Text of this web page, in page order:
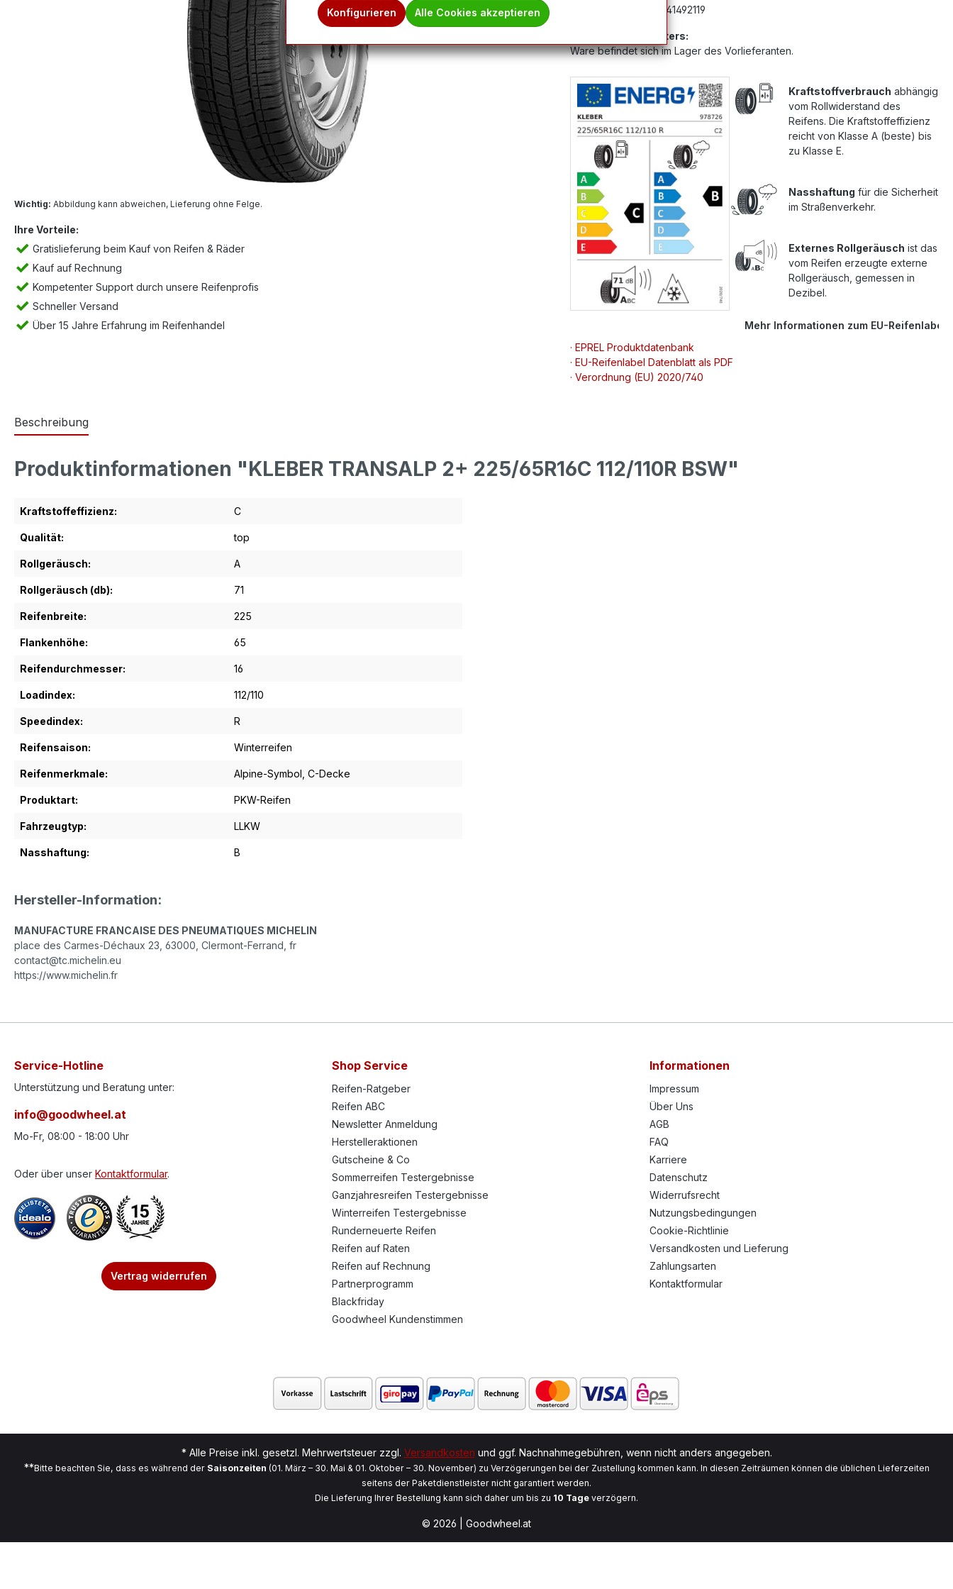
Wichtig: Abbildung kann abweichen, Lieferung ohne Felge.
Ihre Vorteile:
Gratislieferung beim Kauf von Reifen & Räder
Kauf auf Rechnung
Kompetenter Support durch unsere Reifenprofis
Schneller Versand
Über 15 Jahre Erfahrung im Reifenhandel
G41492119
Hinweis des Anbieters:
Ware befindet sich im Lager des Vorlieferanten.
Kraftstoffverbrauch abhängig
vom Rollwiderstand des
Reifens. Die Kraftstoffeffizienz
reicht von Klasse A (beste) bis
zu Klasse E.
Nasshaftung für die Sicherheit
im Straßenverkehr.
Externes Rollgeräusch ist das
vom Reifen erzeugte externe
Rollgeräusch, gemessen in
Dezibel.
Mehr Informationen zum EU-Reifenlabel
· EPREL Produktdatenbank
· EU-Reifenlabel Datenblatt als PDF
· Verordnung (EU) 2020/740
Beschreibung
Produktinformationen "KLEBER TRANSALP 2+ 225/65R16C 112/110R BSW"
Kraftstoffeffizienz: C
Qualität: top
Rollgeräusch: A
Rollgeräusch (db): 71
Reifenbreite: 225
Flankenhöhe: 65
Reifendurchmesser: 16
Loadindex: 112/110
Speedindex: R
Reifensaison: Winterreifen
Reifenmerkmale: Alpine-Symbol , C-Decke
Produktart: PKW-Reifen
Fahrzeugtyp: LLKW
Nasshaftung: B
Hersteller-Information:
MANUFACTURE FRANCAISE DES PNEUMATIQUES MICHELIN
place des Carmes-Déchaux 23, 63000, Clermont-Ferrand, fr
contact@tc.michelin.eu
https://www.michelin.fr
Service-Hotline
Unterstützung und Beratung unter:
info@goodwheel.at
Mo-Fr, 08:00 - 18:00 Uhr
Oder über unser Kontaktformular.
Vertrag widerrufen
Shop Service
Reifen-Ratgeber
Reifen ABC
Newsletter Anmeldung
Herstelleraktionen
Gutscheine & Co
Sommerreifen Testergebnisse
Ganzjahresreifen Testergebnisse
Winterreifen Testergebnisse
Runderneuerte Reifen
Reifen auf Raten
Reifen auf Rechnung
Partnerprogramm
Blackfriday
Goodwheel Kundenstimmen
Informationen
Impressum
Über Uns
AGB
FAQ
Karriere
Datenschutz
Widerrufsrecht
Nutzungsbedingungen
Cookie-Richtlinie
Versandkosten und Lieferung
Zahlungsarten
Kontaktformular
* Alle Preise inkl. gesetzl. Mehrwertsteuer zzgl. Versandkosten und ggf. Nachnahmegebühren, wenn nicht anders angegeben.
**Bitte beachten Sie, dass es während der Saisonzeiten (01. März – 30. Mai & 01. Oktober – 30. November) zu Verzögerungen bei der Zustellung kommen kann. In diesen Zeiträumen können die üblichen Lieferzeiten
seitens der Paketdienstleister nicht garantiert werden.
Die Lieferung Ihrer Bestellung kann sich daher um bis zu 10 Tage verzögern.
© 2026 | Goodwheel.at
Konfigurieren Alle Cookies akzeptieren